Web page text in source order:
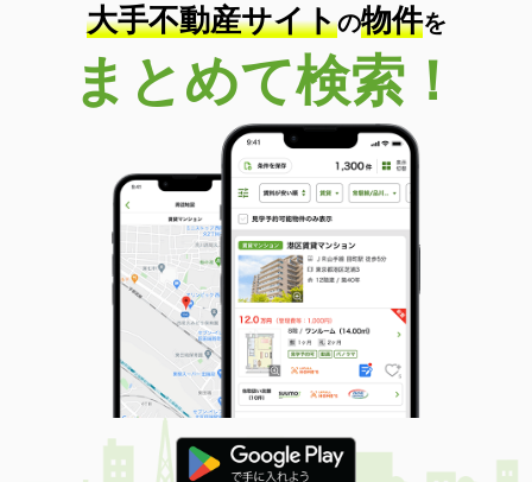
大手不動産サイトの物件を
まとめて検索！